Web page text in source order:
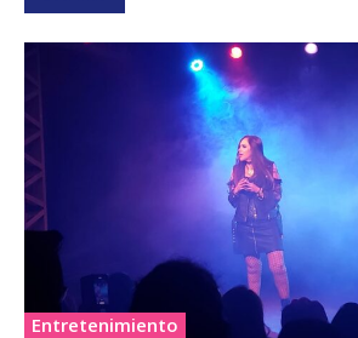
Entretenimiento